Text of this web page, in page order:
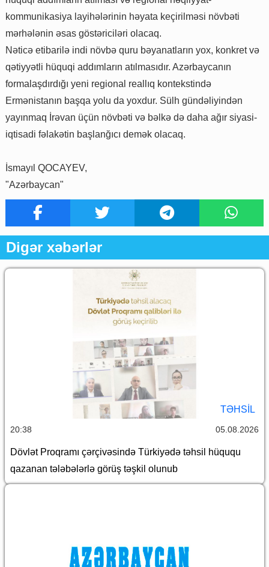
kommunikasiya layihələrinin həyata keçirilməsi növbəti
mərhələnin əsas göstəriciləri olacaq.
Nəticə etibarilə indi növbə quru bəyanatların yox, konkret və
qətiyyətli hüquqi addımların atılmasıdır. Azərbaycanın
formalaşdırdığı yeni regional reallıq kontekstində
Ermənistanın başqa yolu da yoxdur. Sülh gündəliyindən
yayınmaq İrəvan üçün növbəti və bəlkə də daha ağır siyasi-
iqtisadi fəlakətin başlanğıcı demək olacaq.
İsmayıl QOCAYEV,
"Azərbaycan"
Digər xəbərlər
TƏHSIL
20:38 05.08.2026
Dövlət Proqramı çərçivəsində Türkiyədə təhsil hüququ
qazanan tələbələrlə görüş təşkil olunub